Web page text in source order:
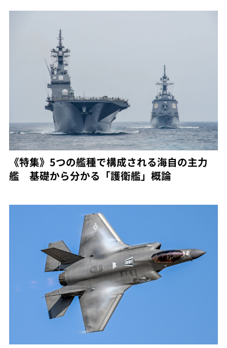
《特集》5つの艦種で構成される海自の主力
艦 基礎から分かる「護衛艦」概論